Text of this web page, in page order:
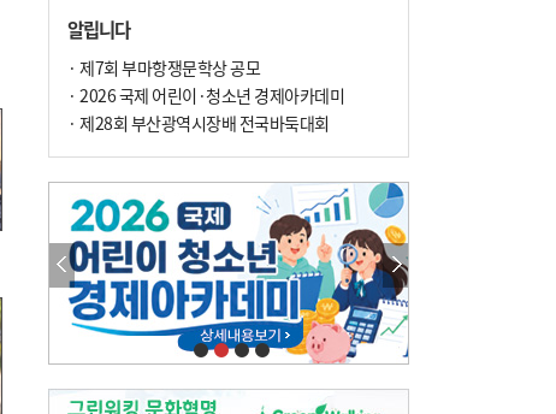
알립니다
· 제7회 부마항쟁문학상 공모
· 2026 국제 어린이·청소년 경제아카데미
· 제28회 부산광역시장배 전국바둑대회